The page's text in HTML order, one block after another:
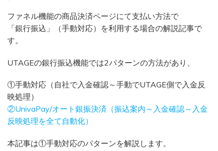
ファネル機能の商品決済ページにて支払い方法で
「銀行振込」（手動対応）を利用する場合の解説記事で
す。
UTAGEの銀行振込機能では2パターンの方法があり、
①手動対応（自社で入金確認～手動でUTAGE側で入金反
映処理）
②UnivaPay/オート銀振決済（振込案内～入金確認～入金
反映処理を全て自動化）
本記事は①手動対応のパターンを解説します。